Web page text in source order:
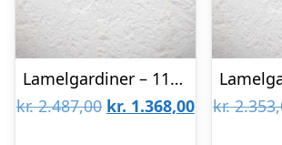
Lamelgardiner – 110×170 – Beige
kr.2.487,00 Den
kr. 1.368,00Den
kr.